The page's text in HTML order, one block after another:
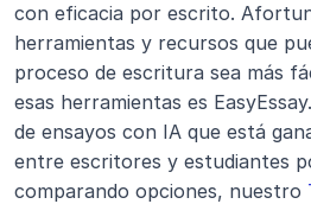
con eficacia por escrito.
herramientas y recursos que
proceso de escritura sea más
esas herramientas es
de ensayos con IA que está
entre escritores y estudiantes
comparando opciones, nuestro